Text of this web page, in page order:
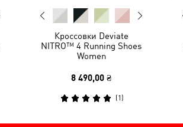
Кроссовки Deviate
NITRO™ 4 Running Shoes
Women
8 490,00 ₴
(1 )